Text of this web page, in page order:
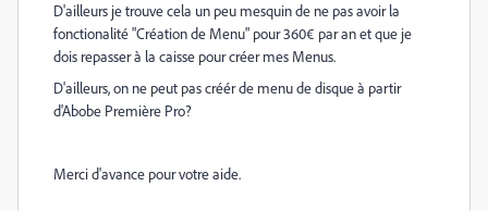
D'ailleurs je trouve cela un peu mesquin de ne pas avoir la
fonctionalité "Création de Menu" pour 360€ par an et que je
dois repasser à la caisse pour créer mes Menus.
D'ailleurs, on ne peut pas créér de menu de disque à partir
d'Abobe Première Pro?
Merci d'avance pour votre aide.